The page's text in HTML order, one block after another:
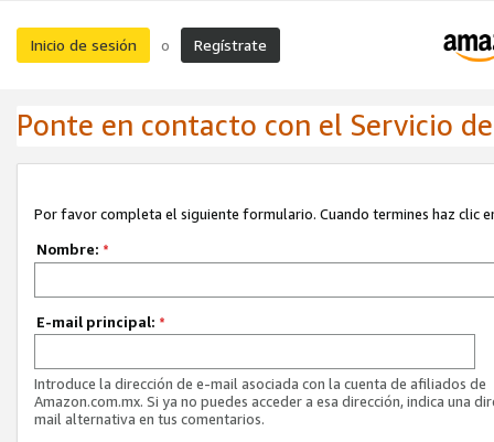
Inicio de sesión o Regístrate
Ponte en contacto con el Servicio
Por favor completa el siguiente formulario. Cuando termines haz clic
Nombre: *
E-mail principal: *
Introduce la dirección de e-mail asociada con la cuenta de afiliados de
Amazon.com.mx. Si ya no puedes acceder a esa dirección, indica una
mail alternativa en tus comentarios.